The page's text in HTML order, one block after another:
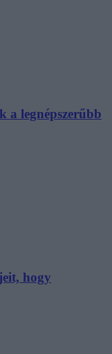
a legnépszerűbb
hogy